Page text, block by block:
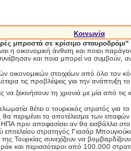
Κοινωνία
μπροστά σε κρίσιμο σταυροδρόμι"
η οικονομική άνθιση και ποιοι
και ποια μπορεί να συμβούν,
οικονομικών στοιχείων από όλο τον
τις προβλέψεις για την ανάπτυξη
να ξεκινήσουν τη χρονιά με μία από τις
θέτει ο τουρκικός στρατός για
θα περιμένει το αποτέλεσμα των
πριν αποφασίσει αν θα εισβάλλει
επιτελείου στρατηγός Γιασάρ
Τουρκίας συνεχίζουν να
και περισσότεροι από 100.000